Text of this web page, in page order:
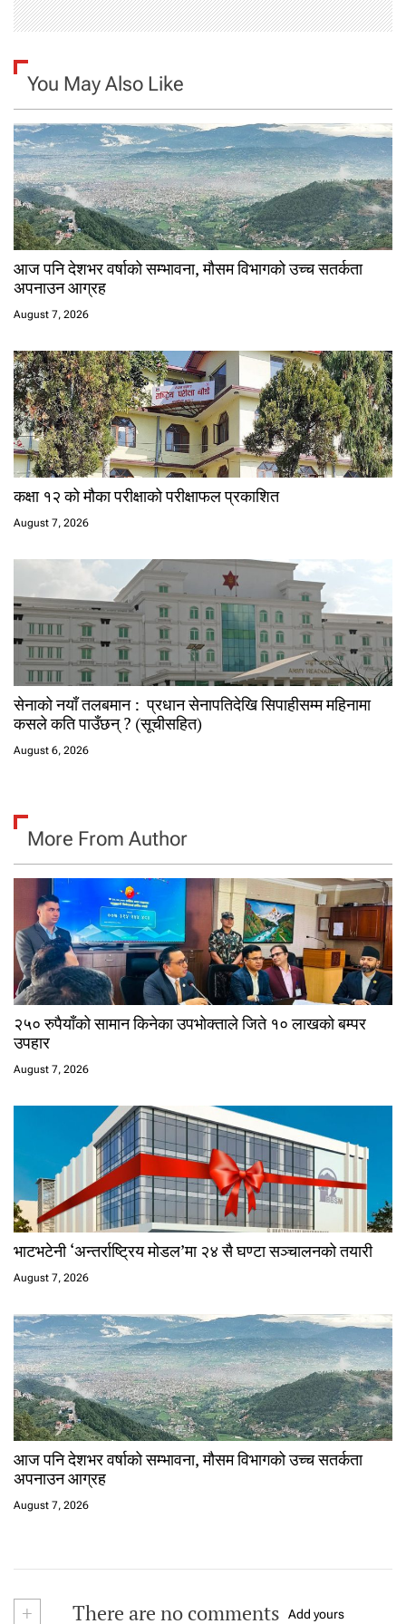
You May Also Like
आज पनि देशभर वर्षाको सम्भावना, मौसम विभागको उच्च सतर्कता
अपनाउन आग्रह
August 7, 2026
कक्षा १२ को मौका परीक्षाको परीक्षाफल प्रकाशित
August 7, 2026
सेनाको नयाँ तलबमान : प्रधान सेनापतिदेखि सिपाहीसम्म महिनामा
कसले कति पाउँछन् ? (सूचीसहित)
August 6, 2026
More From Author
२५० रुपैयाँको सामान किनेका उपभोक्ताले जिते १० लाखको बम्पर
उपहार
August 7, 2026
भाटभटेनी ‘अन्तर्राष्ट्रिय मोडल’मा २४ सै घण्टा सञ्चालनको तयारी
August 7, 2026
आज पनि देशभर वर्षाको सम्भावना, मौसम विभागको उच्च सतर्कता
अपनाउन आग्रह
August 7, 2026
+ There are no comments Add yours